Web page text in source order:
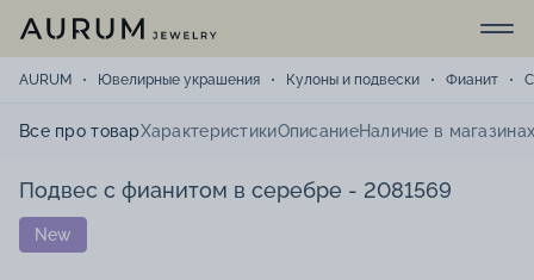
AURUM Ювелирные украшения Кулоны и подвески Фианит
Все про товарХарактеристикиОписаниеНаличие в
Подвес с фианитом в серебре - 2081569
New